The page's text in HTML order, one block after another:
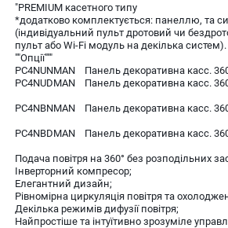
"PREMIUM касетного типу
*додатково комплектується: панеллю, та
(індивідуальний пульт дротовий чи
пульт або Wi-Fi модуль на декілька систем).
""Опції"""
PC4NUNMAN Панель декоративна
PC4NUDMAN Панель декоративна касс.
PC4NBNMAN Панель декоративна
PC4NBDMAN Панель декоративна касс.
Подача повітря на 360° без розподільних
Інверторний компресор;
Елегантний дизайн;
Рівномірна циркуляція повітря та
Декілька режимів дифузії повітря;
Найпростіше та інтуїтивно зрозуміле